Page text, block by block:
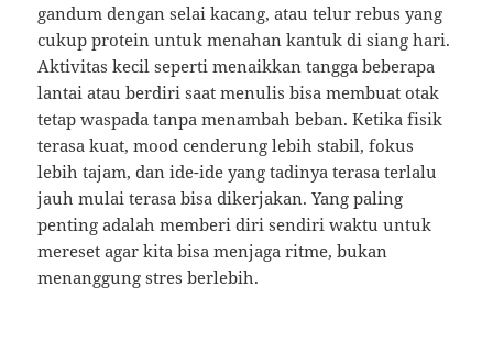
gandum dengan selai kacang, atau telur rebus yang
cukup protein untuk menahan kantuk di siang hari.
Aktivitas kecil seperti menaikkan tangga beberapa
lantai atau berdiri saat menulis bisa membuat otak
tetap waspada tanpa menambah beban. Ketika fisik
terasa kuat, mood cenderung lebih stabil, fokus
lebih tajam, dan ide-ide yang tadinya terasa terlalu
jauh mulai terasa bisa dikerjakan. Yang paling
penting adalah memberi diri sendiri waktu untuk
mereset agar kita bisa menjaga ritme, bukan
menanggung stres berlebih.